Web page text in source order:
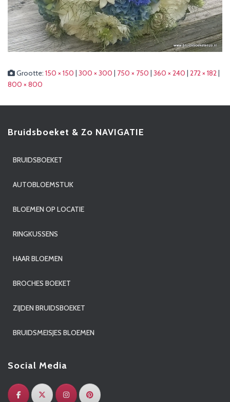
Grootte: 150 × 150 | 300 × 300 | 750 × 750 | 360 × 240 | 272 × 182|
800 × 800
Bruidsboeket & Zo NAVIGATIE
BRUIDSBOEKET
AUTOBLOEMSTUK
BLOEMEN OP LOCATIE
RINGKUSSENS
HAAR BLOEMEN
BROCHES BOEKET
ZIJDEN BRUIDSBOEKET
BRUIDSMEISJES BLOEMEN
Social Media